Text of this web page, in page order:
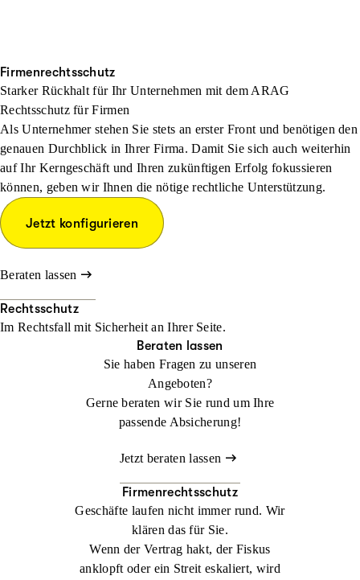
Firmenrechtsschutz
Starker Rückhalt für Ihr Unternehmen mit dem ARAG
Rechtsschutz für Firmen
Als Unternehmer stehen Sie stets an erster Front und benötigen den
genauen Durchblick in Ihrer Firma. Damit Sie sich auch weiterhin
auf Ihr Kerngeschäft und Ihren zukünftigen Erfolg fokussieren
können, geben wir Ihnen die nötige rechtliche Unterstützung.
Jetzt konfigurieren
Beraten lassen
Rechtsschutz
Im Rechtsfall mit Sicher­heit an Ihrer Seite.
Beraten lassen
Sie haben Fragen zu unseren
Angeboten?
Gerne beraten wir Sie rund um Ihre
passende Absicherung!
Jetzt beraten lassen
Firmenrechtsschutz
Geschäfte laufen nicht immer rund. Wir
klären das für Sie.
Wenn der Vertrag hakt, der Fiskus
anklopft oder ein Streit eskaliert, wird